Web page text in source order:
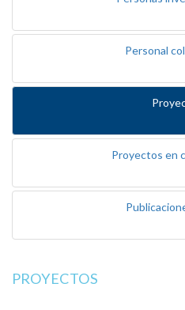
Personal
Proyectos en
PROYECTOS